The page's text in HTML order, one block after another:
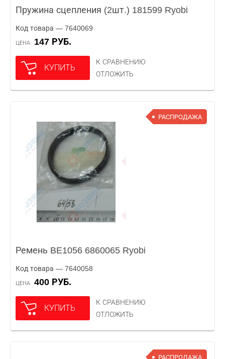
Пружина сцепления (2шт.) 181599 Ryobi
Код товара — 7640069
ЦЕНА 147 РУБ.
КУПИТЬ
К СРАВНЕНИЮ
ОТЛОЖИТЬ
РАСПРОДАЖА
Ремень BE1056 6860065 Ryobi
Код товара — 7640058
ЦЕНА 400 РУБ.
КУПИТЬ
К СРАВНЕНИЮ
ОТЛОЖИТЬ
РАСПРОДАЖА